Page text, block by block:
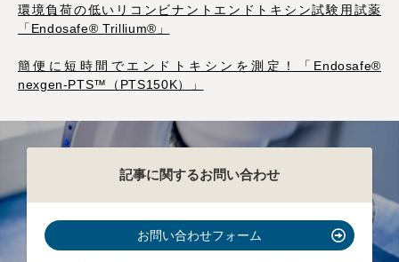
環境負荷の低いリコンビナントエンドトキシン試験用試薬
「Endosafe® Trillium®」
簡便に短時間でエンドトキシンを測定！「Endosafe®
nexgen-PTS™（PTS150K）」
記事に関するお問い合わせ
お問い合わせフォーム